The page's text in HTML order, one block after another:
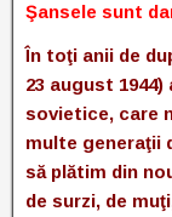
Şansele sunt
În toţi anii de
23 august
sovietice, care
multe generaţii
să plătim din
de surzi, de